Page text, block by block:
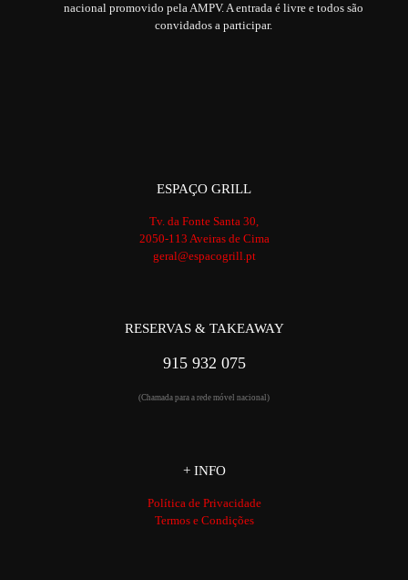
nacional promovido pela AMPV. A entrada é livre e todos são
convidados a participar.
ESPAÇO GRILL
Tv. da Fonte Santa 30,
2050-113 Aveiras de Cima
geral@espacogrill.pt
RESERVAS & TAKEAWAY
915 932 075
(Chamada para a rede móvel nacional)
+ INFO
Política de Privacidade
Termos e Condições